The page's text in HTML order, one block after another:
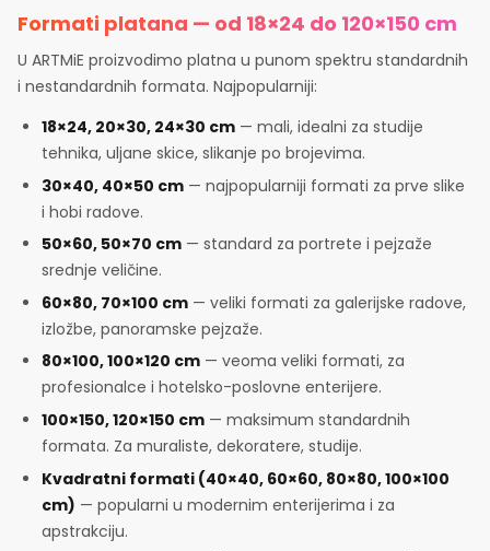
Formati platana — od 18×24 do 120×150 cm
U ARTMiE proizvodimo platna u punom spektru standardnih
i nestandardnih formata. Najpopularniji:
18×24, 20×30, 24×30 cm — mali, idealni za studije
tehnika, uljane skice, slikanje po brojevima.
30×40, 40×50 cm — najpopularniji formati za prve slike
i hobi radove.
50×60, 50×70 cm — standard za portrete i pejzaže
srednje veličine.
60×80, 70×100 cm — veliki formati za galerijske radove,
izložbe, panoramske pejzaže.
80×100, 100×120 cm — veoma veliki formati, za
profesionalce i hotelsko-poslovne enterijere.
100×150, 120×150 cm — maksimum standardnih
formata. Za muraliste, dekoratere, studije.
Kvadratni formati (40×40, 60×60, 80×80, 100×100
cm) — popularni u modernim enterijerima i za
apstrakciju.